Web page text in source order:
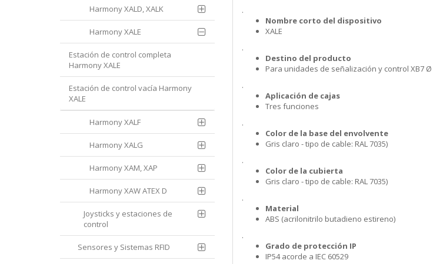
.
Nombre corto del dispositivo
XALE
.
Destino del producto
Para unidades de señalización y control XB7 Ø
.
Aplicación de cajas
Tres funciones
.
Color de la base del envolvente
Gris claro - tipo de cable: RAL 7035)
.
Color de la cubierta
Gris claro - tipo de cable: RAL 7035)
.
Material
ABS (acrilonitrilo butadieno estireno)
.
Grado de protección IP
IP54 acorde a IEC 60529
Harmony XALD, XALK
Harmony XALE
Estación de control completa
Harmony XALE
Estación de control vacía Harmony
XALE
Harmony XALF
Harmony XALG
Harmony XAM, XAP
Harmony XAW ATEX D
Joysticks y estaciones de
control
Sensores y Sistemas RFID